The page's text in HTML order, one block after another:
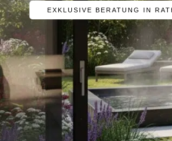
EXKLUSIVE BERATUNG IN